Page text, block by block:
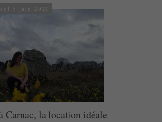
5 juin 2020
Carnac, la location idéale